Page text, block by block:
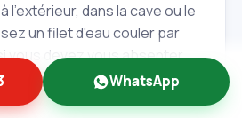
l'extérieur, dans la cave ou le
un filet d'eau couler par
vous devez vous absenter.
appareils
Vérifiez les flexibles
WhatsApp